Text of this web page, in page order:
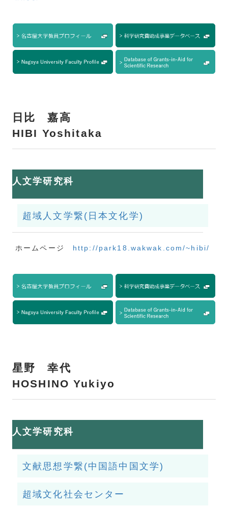
日比 嘉高
HIBI Yoshitaka
人文学研究科
超域人文学繋(日本文化学)
ホームページ http://park18.wakwak.com/~hibi/
星野 幸代
HOSHINO Yukiyo
人文学研究科
文献思想学繋(中国語中国文学)
超域文化社会センター